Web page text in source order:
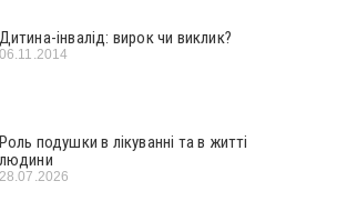
Дитина-інвалід: вирок чи виклик?
06.11.2014
Роль подушки в лікуванні та в житті
людини
28.07.2026